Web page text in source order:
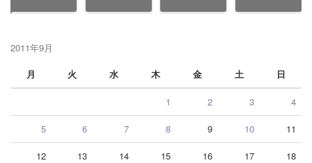
2011年9月
月
火 水 木 金 土 日
1 2 3 4
5 6 7 8 9 10 11
12 13 14 15 16 17 18